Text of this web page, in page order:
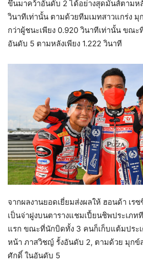
ขึ้นมาคว้าอันดับ 2 ได้อย่างสุดมันส์ตามห
วินาทีเท่านั้น ตามด้วยทีมเมทสาวแกร่ง
กว่าผู้ชนะเพียง 0.920 วินาทีเท่านั้น ขณ
อันดับ 5 ตามหลังเพียง 1.222 วินาที
จากผลงานยอดเยี่ยมส่งผลให้ ฮอนด้า เ
เป็นจ่าฝูงบนตารางแชมเปี้ยนชิพประเภ
แรก ขณะที่นักบิดทั้ง 3 คนก็เก็บแต้มประ
หน้า ภาสวิชญ์ รั้งอันดับ 2, ตามด้วย มุกข์
ศักดิ์ ในอันดับ 5